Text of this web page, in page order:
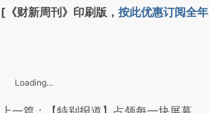
[《财新周刊》印刷版， 按此优惠订阅全年
Loading...